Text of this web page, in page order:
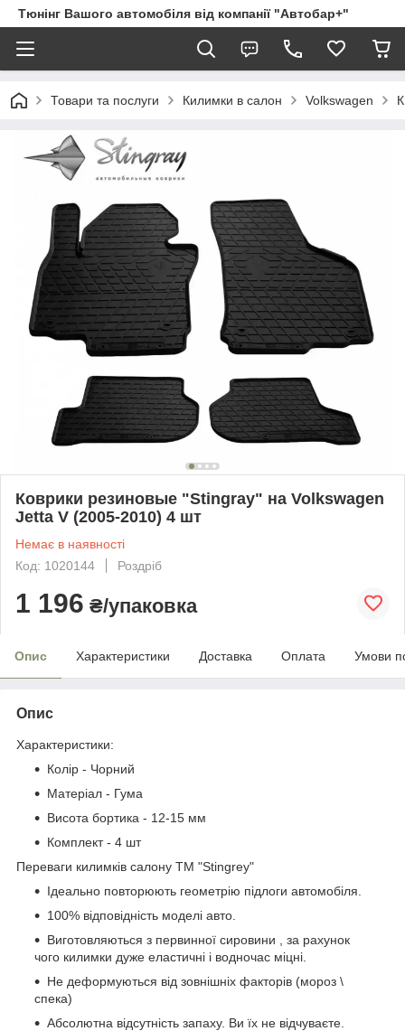
Тюнінг Вашого автомобіля від компанії "Автобар+"
Товари та послуги Килимки в салон Volkswagen
Коврики резиновые "Stingray" на Volkswagen
Jetta V (2005-2010) 4 шт
Немає в наявності
Код: 1020144
Роздріб
1 196 ₴/упаковка
Опис Характеристики Доставка Оплата Умови
Опис
Характеристики:
Колір - Чорний
Матеріал - Гума
Висота бортика - 12-15 мм
Комплект - 4 шт
Переваги килимків салону ТМ "Stingrey"
Ідеально повторюють геометрію підлоги автомобіля.
100% відповідність моделі авто.
Виготовляються з первинної сировини , за рахунок
чого килимки дуже еластичні і водночас міцні.
Не деформуються від зовнішніх факторів (мороз \
спека)
Абсолютна відсутність запаху. Ви їх не відчуваєте.